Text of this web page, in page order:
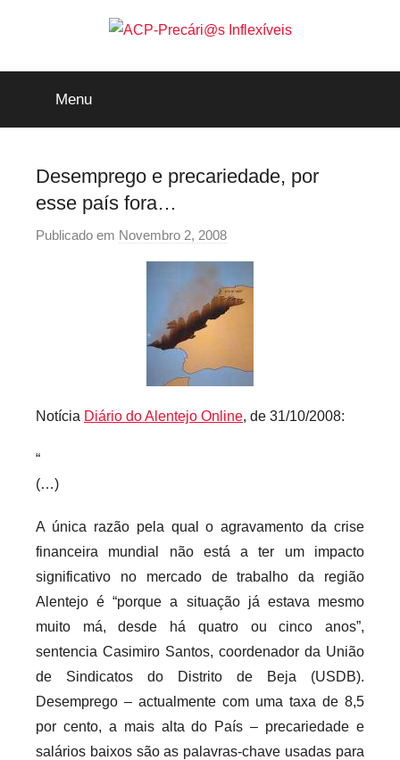
ACP-
Precári@s
Inflexíveis
Menu
Desemprego e precariedade, por
esse país fora…
Publicado em Novembro 2, 2008
o
p
c
r
n
f
l
e
x
i
e
i
s
Notícia Diário do Alentejo Online, de 31/10/2008:
“
(…)
A única razão pela qual o agravamento da crise
financeira mundial não está a ter um impacto
significativo no mercado de trabalho da região
Alentejo é “porque a situação já estava mesmo
muito má, desde há quatro ou cinco anos”,
sentencia Casimiro Santos, coordenador da União
de Sindicatos do Distrito de Beja (USDB).
Desemprego – actualmente com uma taxa de 8,5
por cento, a mais alta do País – precariedade e
salários baixos são as palavras-chave usadas para